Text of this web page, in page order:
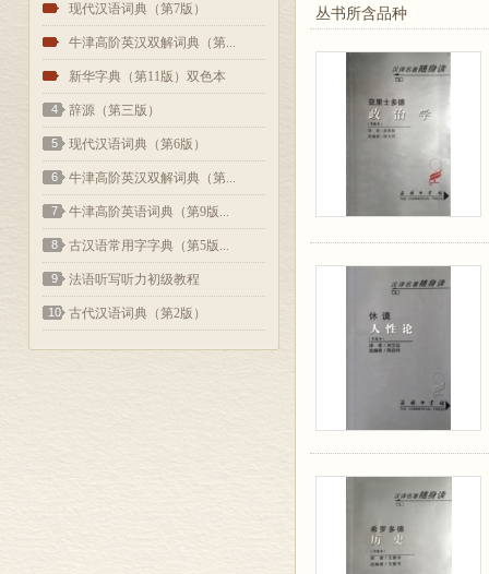
1 现代汉语词典（第7版）
2 牛津高阶英汉双解词典（第...
3 新华字典（第11版）双色本
4 辞源（第三版）
5 现代汉语词典（第6版）
6 牛津高阶英汉双解词典（第...
7 牛津高阶英语词典（第9版...
8 古汉语常用字字典（第5版...
9 法语听写听力初级教程
10 古代汉语词典（第2版）
丛书所含品种